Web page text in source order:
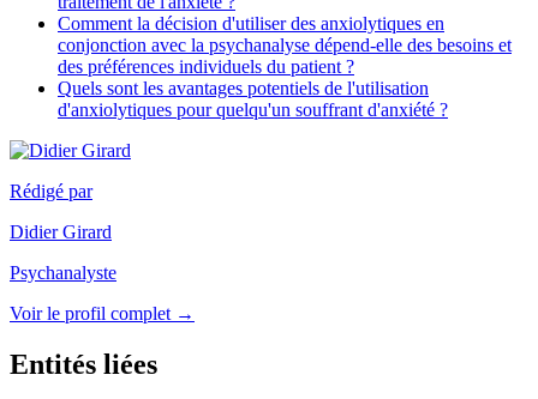
Comment la décision d'utiliser des anxiolytiques en
conjonction avec la psychanalyse dépend-elle des besoins et
des préférences individuels du patient ?
Quels sont les avantages potentiels de l'utilisation
d'anxiolytiques pour quelqu'un souffrant d'anxiété ?
Rédigé par
Didier Girard
Psychanalyste
Voir le profil complet →
Entités liées